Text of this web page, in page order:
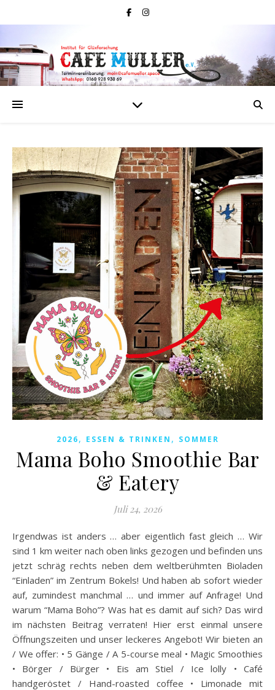
2026, ESSEN & TRINKEN , SOMMER
Mama Boho Smoothie Bar
& Eatery
Juli 24, 2026
Irgendwas ist anders … aber eigentlich fast gleich … Wir
sind 1 km weiter nach oben links gezogen und befinden uns
jetzt schräg rechts neben dem weltberühmten Bioladen
“Einladen” im Zentrum Bokels! Und haben ab sofort wieder
auf, zumindest manchmal … und immer auf Anfrage! Und
warum “Mama Boho”? Was hat es damit auf sich? Das wird
im nächsten Beitrag verraten! Hier erst einmal unsere
Öffnungszeiten und unser leckeres Angebot! Wir bieten an
/ We offer: • 5 Gänge / A 5-course meal • Magic Smoothies
• Börger / Bürger • Eis am Stiel / Ice lolly • Café
handgeröstet / Hand-roasted coffee • Limonade mit